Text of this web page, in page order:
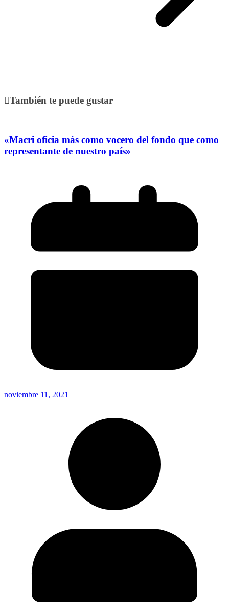
También te puede gustar
«Macri oficia más como vocero del fondo que como
representante de nuestro país»
noviembre 11, 2021